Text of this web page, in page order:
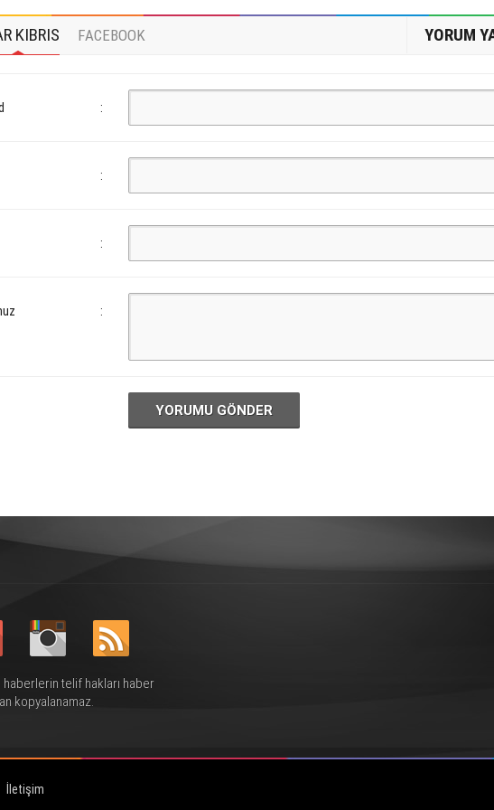
KIBRIS FACEBOOK YORUM
:
:
:
:
YORUMU GÖNDER
telif hakları haber
kopyalanamaz.
İletişim